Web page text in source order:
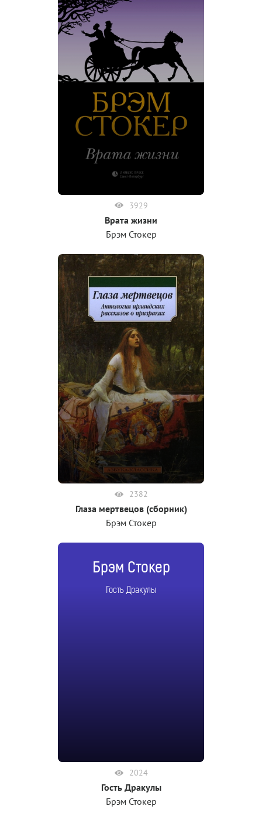
3929
Врата жизни
Брэм Стокер
2382
Глаза мертвецов (сборник)
Брэм Стокер
Брэм Стокер
Гость Дракулы
2024
Гость Дракулы
Брэм Стокер